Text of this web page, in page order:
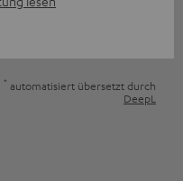
* automatisiert übersetzt durch
DeepL